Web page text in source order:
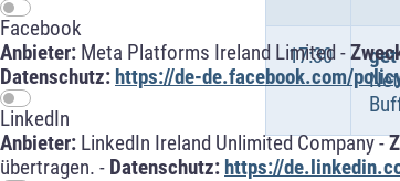
Facebook
Anbieter: Meta Platforms Ireland Limited -
Datenschutz: https://de-de.facebook.com/
LinkedIn
Anbieter: LinkedIn Ireland Unlimited Company -
übertragen. - Datenschutz: https://
17:30